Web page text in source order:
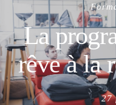
La
rêve à la
27